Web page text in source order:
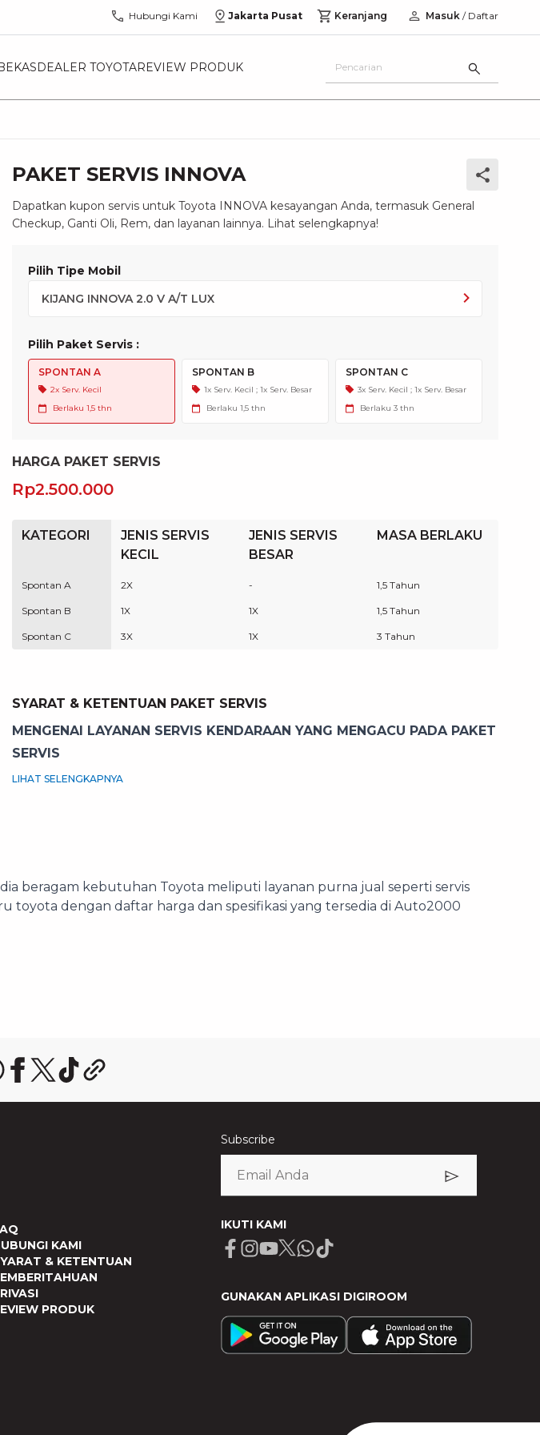
Hubungi Kami Jakarta Pusat Keranjang Masuk / Daftar
DEALER TOYOTAREVIEW PRODUK
PAKET SERVIS INNOVA
Dapatkan kupon servis untuk Toyota INNOVA kesayangan Anda, termasuk General
Checkup, Ganti Oli, Rem, dan layanan lainnya. Lihat selengkapnya!
Pilih Tipe Mobil
Pilih Paket Servis :
SPONTAN A
2x Serv. Kecil
Berlaku 1,5 thn
SPONTAN B
1x Serv. Kecil ; 1x Serv. Besar
Berlaku 1,5 thn
SPONTAN C
3x Serv. Kecil ; 1x Serv. Besar
Berlaku 3 thn
HARGA PAKET SERVIS
Rp2.500.000
KATEGORI
JENIS SERVIS
KECIL
JENIS SERVIS
BESAR
MASA BERLAKU
Spontan A 2X - 1,5 Tahun
Spontan B 1X 1X 1,5 Tahun
Spontan C 3X 1X 3 Tahun
SYARAT & KETENTUAN PAKET SERVIS
MENGENAI LAYANAN SERVIS KENDARAAN YANG MENGACU PADA PAKET
SERVIS
LIHAT SELENGKAPNYA
beragam kebutuhan Toyota meliputi layanan purna jual seperti servis
toyota dengan daftar harga dan spesifikasi yang tersedia di Auto2000
KAMI
& KETENTUAN
PRODUK
Subscribe
IKUTI KAMI
Facebook
Instagram
Youtube
X Whatsapp
Tiktok
GUNAKAN APLIKASI DIGIROOM